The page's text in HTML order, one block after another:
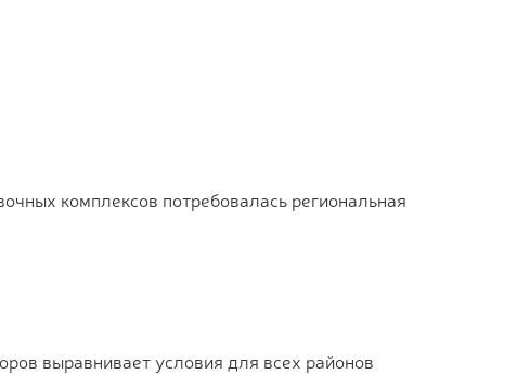
комплексов потребовалась региональная
выравнивает условия для всех районов